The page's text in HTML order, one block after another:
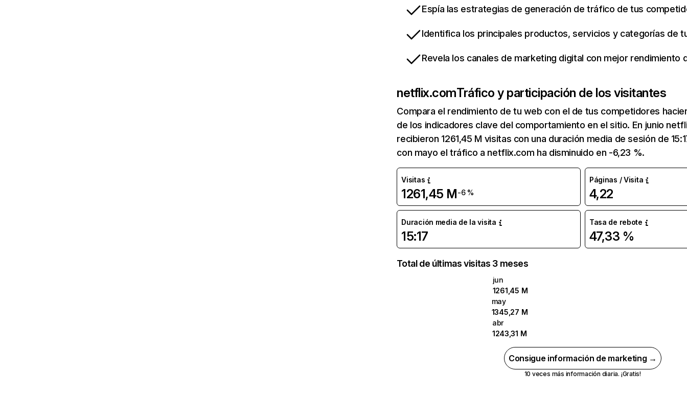
Espía las estrategias de generación de tráfico de tus
Identifica los principales productos, servicios y categorías de
Revela los canales de marketing digital con mejor rendimiento
netflix.comTráfico y participación de los visitantes
Compara el rendimiento de tu web con el de tus competidores
de los indicadores clave del comportamiento en el sitio. En junio
recibieron 1261,45 M visitas con una duración media de sesión de
con mayo el tráfico a netflix.com ha disminuido en -6,23 %.
Visitas
1261,45 M-6 %
Páginas / Visita
4,22
Duración media de la visita
15:17
Tasa de rebote
47,33 %
Total de últimas visitas 3 meses
jun
1261,45 M
may
1345,27 M
abr
1243,31 M
Consigue información de marketing →
10 veces más información diaria. ¡Gratis!